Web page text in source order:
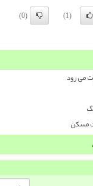
(1)
(0)
می رود
مسکن